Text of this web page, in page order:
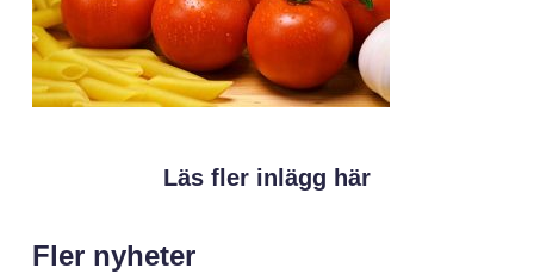
Läs fler inlägg här
Fler nyheter